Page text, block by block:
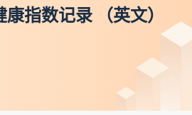
指数记录 （英文）